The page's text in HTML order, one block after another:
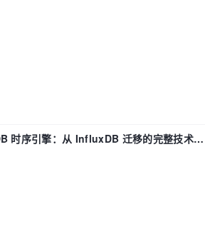
时序引擎：从 InfluxDB 迁移的完整技术路